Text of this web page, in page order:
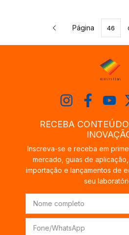
Página
RECEBA
Inscreva-se e receba em
mercado, guias de
importação e lançamentos de
seu